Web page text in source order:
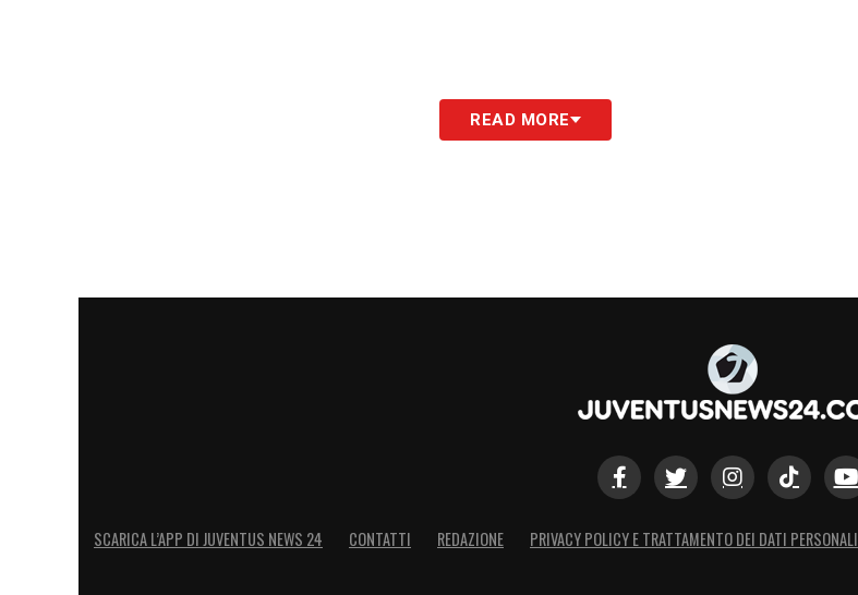
READ MORE
SCARICA L’APP DI JUVENTUS NEWS 24 CONTATTI REDAZIONE PRIVACY POLICY E TRATTAMENTO DEI DATI PERSONALI